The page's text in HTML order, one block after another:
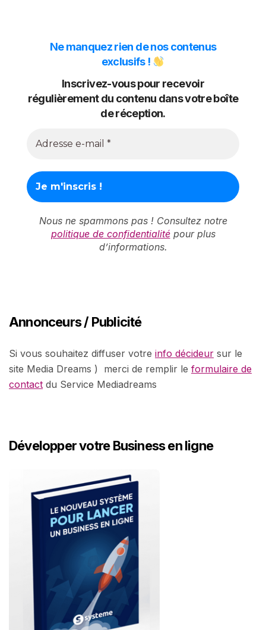
Ne manquez rien de nos contenus
exclusifs !
Inscrivez-vous pour recevoir
régulièrement du contenu dans votre boîte
de réception.
Nous ne spammons pas ! Consultez notre
politique de confidentialitépour plus
d’informations.
Annonceurs / Publicité
Si vous souhaitez diffuser votre info décideur sur le
site Media Dreams ) merci de remplir le formulaire de
contact du Service Mediadreams
Développer votre Business en ligne